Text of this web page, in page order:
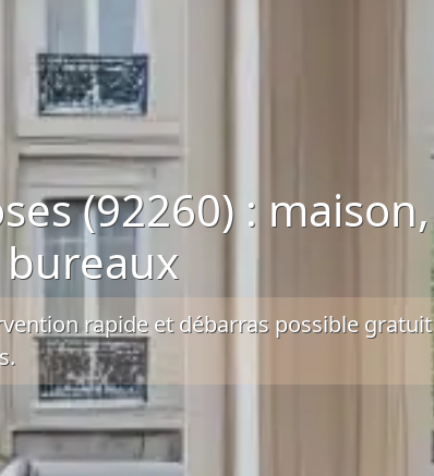
(92260) : maison,
rapide et débarras possible